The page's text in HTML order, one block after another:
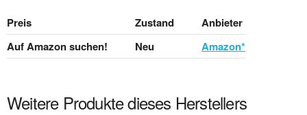
Preis Zustand
Anbieter
Auf Amazon suchen!
Neu Amazon*
Weitere Produkte dieses Herstellers